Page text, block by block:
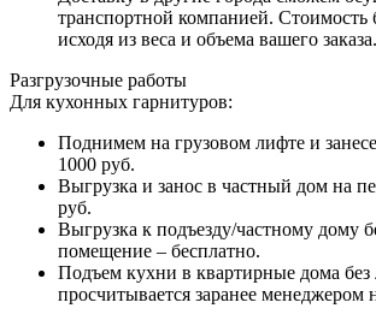
транспортной компанией. Стоимость
исходя из веса и объема вашего заказа.
Разгрузочные работы
Для кухонных гарнитуров:
Поднимем на грузовом лифте и
1000 руб.
Выгрузка и занос в частный дом на
руб.
Выгрузка к подъезду/частному дому
помещение – бесплатно.
Подъем кухни в квартирные дома
просчитывается заранее менеджером